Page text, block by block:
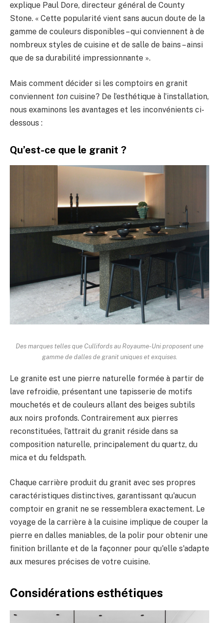
explique Paul Dore, directeur général de County
Stone. « Cette popularité vient sans aucun doute de la
gamme de couleurs disponibles – qui conviennent à de
nombreux styles de cuisine et de salle de bains – ainsi
que de sa durabilité impressionnante ».
Mais comment décider si les comptoirs en granit
conviennent ton cuisine? De l’esthétique à l’installation,
nous examinons les avantages et les inconvénients ci-
dessous :
Qu’est-ce que le granit ?
Des marques telles que Cullifords au Royaume-Uni proposent une
gamme de dalles de granit uniques et exquises.
Le granite est une pierre naturelle formée à partir de
lave refroidie, présentant une tapisserie de motifs
mouchetés et de couleurs allant des beiges subtils
aux noirs profonds. Contrairement aux pierres
reconstituées, l'attrait du granit réside dans sa
composition naturelle, principalement du quartz, du
mica et du feldspath.
Chaque carrière produit du granit avec ses propres
caractéristiques distinctives, garantissant qu'aucun
comptoir en granit ne se ressemblera exactement. Le
voyage de la carrière à la cuisine implique de couper la
pierre en dalles maniables, de la polir pour obtenir une
finition brillante et de la façonner pour qu'elle s'adapte
aux mesures précises de votre cuisine.
Considérations esthétiques